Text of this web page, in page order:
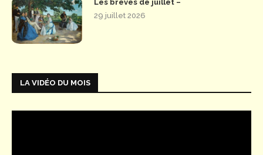
Les brèves de juillet –
29 juillet 2026
LA VIDÉO DU MOIS